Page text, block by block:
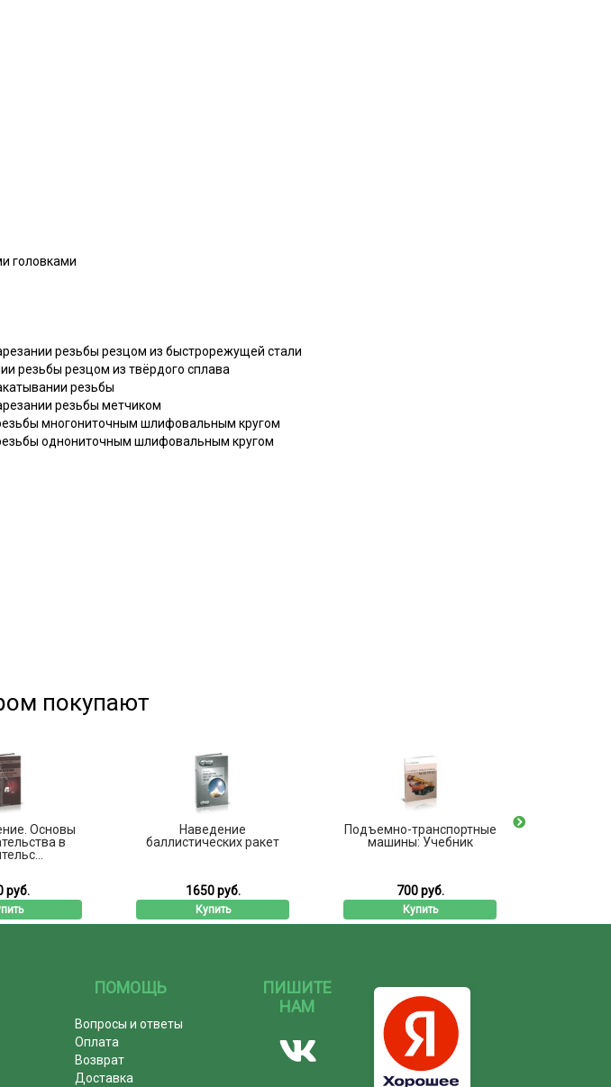
головками
резьбы резцом из быстрорежущей стали
резьбы резцом из твёрдого сплава
резьбы
резьбы метчиком
многониточным шлифовальным кругом
однониточным шлифовальным кругом
покупают
Основы
в
руб.
Наведение
баллистических ракет
1650 руб.
Купить
Подъемно-транспортные
машины: Учебник
700 руб.
Купить
ПОМОЩЬ
Вопросы и ответы
Оплата
Возврат
Доставка
ПИШИТЕ
НАМ